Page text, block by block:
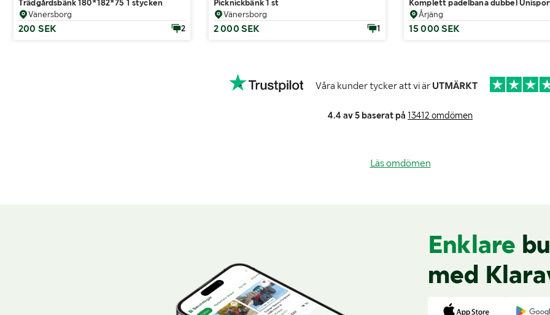
Trädgårdsbänk 180*182*75 1 stycken
Vänersborg
200 SEK 2
Picknickbänk 1 st
Vänersborg
2 000 SEK 1
Komplett padelbana dubbel
Årjäng
15 000 SEK
Våra kunder tycker att vi är UTMÄRKT
4.4 av 5 baserat på 13412 omdömen
Läs omdömen
Enklare
med